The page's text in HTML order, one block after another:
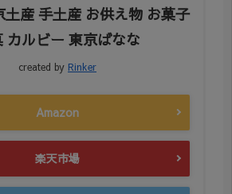
土産 手土産 お供え物 お菓子
カルビー 東京ばなな
created by Rinker
Amazon
楽天市場